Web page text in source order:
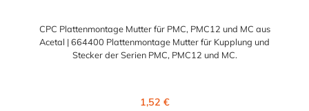
CPC Plattenmontage Mutter für PMC, PMC12 und MC aus
Acetal | 664400 Plattenmontage Mutter für Kupplung und
Stecker der Serien PMC, PMC12 und MC.
Regulärer Preis:
1,52 €